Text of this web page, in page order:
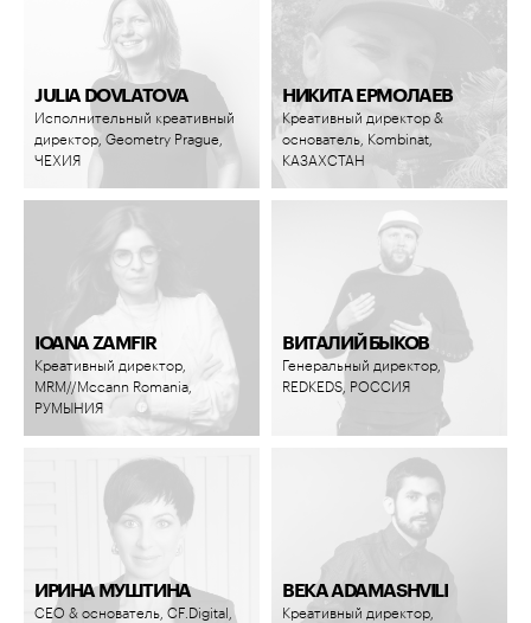
JULIA DOVLATOVA
Исполнительный креативный
директор, Geometry Prague,
ЧЕХИЯ
НИКИТА ЕРМОЛАЕВ
Креативный директор &
основатель, Kombinat,
КАЗАХСТАН
IOANA ZAMFIR
Креативный директор,
MRM//Mccann Romania,
РУМЫНИЯ
ВИТАЛИЙ БЫКОВ
Генеральный директор,
REDKEDS, РОССИЯ
ИРИНА МУШТИНА
СЕО & основатель, CF.Digital,
BEKA ADAMASHVILI
Креативный директор,